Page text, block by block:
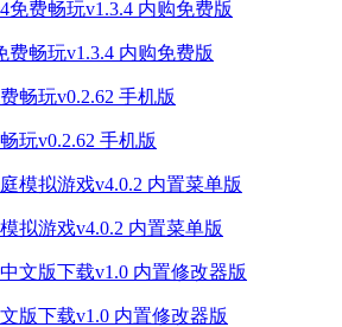
费畅玩v1.3.4 内购免费版
玩v0.2.62 手机版
拟游戏v4.0.2 内置菜单版
版下载v1.0 内置修改器版